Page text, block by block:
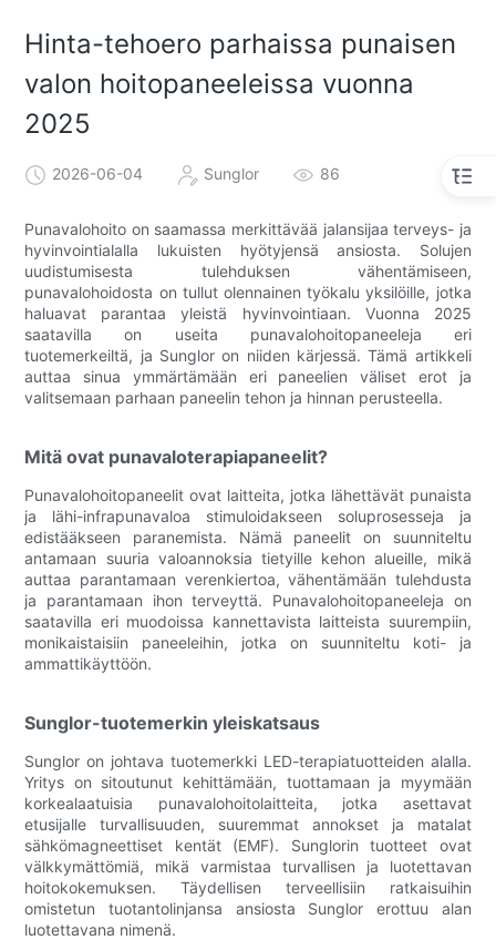
Hinta-tehoero parhaissa punaisen
valon hoitopaneeleissa vuonna
2025
2026-06-04 Sunglor 86
Punavalohoito on saamassa merkittävää jalansijaa terveys- ja
hyvinvointialalla lukuisten hyötyjensä ansiosta. Solujen
uudistumisesta tulehduksen vähentämiseen,
punavalohoidosta on tullut olennainen työkalu yksilöille, jotka
haluavat parantaa yleistä hyvinvointiaan. Vuonna 2025
saatavilla on useita punavalohoitopaneeleja eri
tuotemerkeiltä, ​​ja Sunglor on niiden kärjessä. Tämä artikkeli
auttaa sinua ymmärtämään eri paneelien väliset erot ja
valitsemaan parhaan paneelin tehon ja hinnan perusteella.
Mitä ovat punavaloterapiapaneelit?
Punavalohoitopaneelit ovat laitteita, jotka lähettävät punaista
ja lähi-infrapunavaloa stimuloidakseen soluprosesseja ja
edistääkseen paranemista. Nämä paneelit on suunniteltu
antamaan suuria valoannoksia tietyille kehon alueille, mikä
auttaa parantamaan verenkiertoa, vähentämään tulehdusta
ja parantamaan ihon terveyttä. Punavalohoitopaneeleja on
saatavilla eri muodoissa kannettavista laitteista suurempiin,
monikaistaisiin paneeleihin, jotka on suunniteltu koti- ja
ammattikäyttöön.
Sunglor-tuotemerkin yleiskatsaus
Sunglor on johtava tuotemerkki LED-terapiatuotteiden alalla.
Yritys on sitoutunut kehittämään, tuottamaan ja myymään
korkealaatuisia punavalohoitolaitteita, jotka asettavat
etusijalle turvallisuuden, suuremmat annokset ja matalat
sähkömagneettiset kentät (EMF). Sunglorin tuotteet ovat
välkkymättömiä, mikä varmistaa turvallisen ja luotettavan
hoitokokemuksen. Täydellisen terveellisiin ratkaisuihin
omistetun tuotantolinjansa ansiosta Sunglor erottuu alan
luotettavana nimenä.